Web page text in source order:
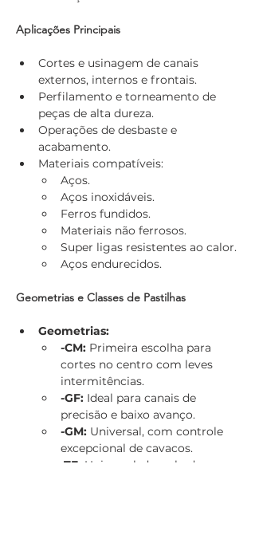
Aplicações Principais
Cortes e usinagem de canais
externos, internos e frontais.
Perfilamento e torneamento de
peças de alta dureza.
Operações de desbaste e
acabamento.
Materiais compatíveis:
Aços.
Aços inoxidáveis.
Ferros fundidos.
Materiais não ferrosos.
Super ligas resistentes ao calor.
Aços endurecidos.
Geometrias e Classes de Pastilhas
Geometrias:
-CM: Primeira escolha para
cortes no centro com leves
intermitências.
-GF: Ideal para canais de
precisão e baixo avanço.
-GM: Universal, com controle
excepcional de cavacos.
-TF: Universal, desenhada para